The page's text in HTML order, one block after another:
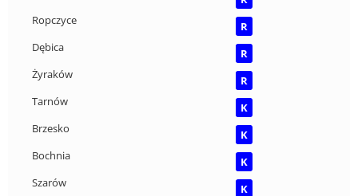
Ropczyce
R
Dębica
R
Żyraków
R
Tarnów
K
Brzesko
K
Bochnia
K
Szarów
K